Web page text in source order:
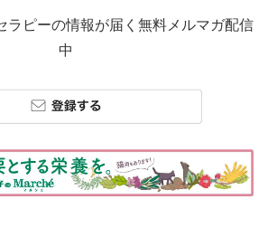
ラピーの情報が届く無料メルマガ配信
中